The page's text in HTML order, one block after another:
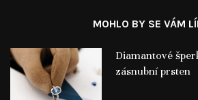
MOHLO BY SE VÁM
Diamantové
zásnubní prsten